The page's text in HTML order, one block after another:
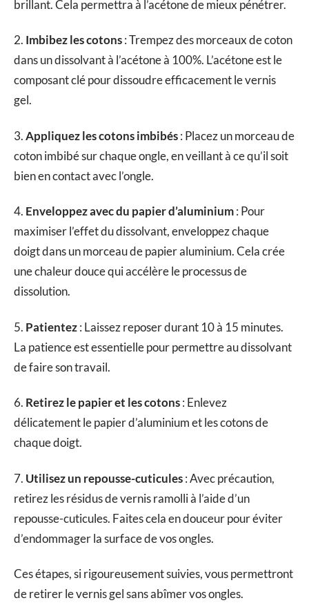
brillant. Cela permettra à l’acétone de mieux pénétrer.
2. Imbibez les cotons: Trempez des morceaux de coton
dans un dissolvant à l’acétone à 100%. L’acétone est le
composant clé pour dissoudre efficacement le vernis
gel.
3.Appliquez les cotons imbibés: Placez un morceau de
coton imbibé sur chaque ongle, en veillant à ce qu’il soit
bien en contact avec l’ongle.
4. Enveloppez avec du papier d’aluminium: Pour
maximiser l’effet du dissolvant, enveloppez chaque
doigt dans un morceau de papier aluminium. Cela crée
une chaleur douce qui accélère le processus de
dissolution.
5. Patientez: Laissez reposer durant 10 à 15 minutes.
La patience est essentielle pour permettre au dissolvant
de faire son travail.
6. Retirez le papier et les cotons: Enlevez
délicatement le papier d’aluminium et les cotons de
chaque doigt.
7. Utilisez un repousse-cuticules: Avec précaution,
retirez les résidus de vernis ramolli à l’aide d’un
repousse-cuticules. Faites cela en douceur pour éviter
d’endommager la surface de vos ongles.
Ces étapes, si rigoureusement suivies, vous permettront
de retirer le vernis gel sans abîmer vos ongles.